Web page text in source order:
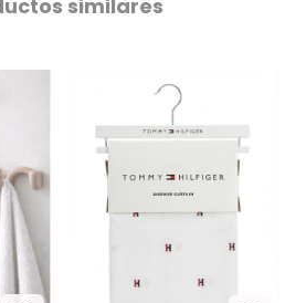
similares